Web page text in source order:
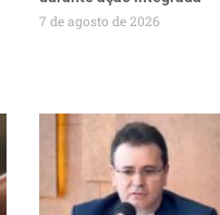
7 de agosto de 2026